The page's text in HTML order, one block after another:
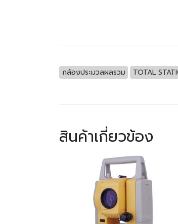
กล้องประมวลผลรวม TOTAL
สินค้าเกี่ยวข้อง